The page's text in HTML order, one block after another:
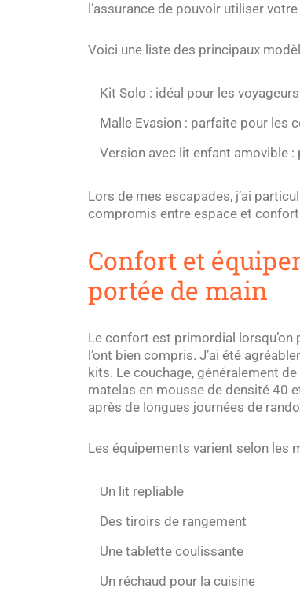
l’assurance de pouvoir utiliser
Voici une liste des principaux
Kit Solo : idéal pour les
Malle Evasion : parfaite pour les
Version avec lit enfant amovible :
Lors de mes escapades, j’ai
compromis entre espace et
Confort et
portée de main
Le confort est primordial lorsqu’on
l’ont bien compris. J’ai été
kits. Le couchage, généralement de
matelas en mousse de densité 40
après de longues journées de
Les équipements varient selon les
Un lit repliable
Des tiroirs de rangement
Une tablette coulissante
Un réchaud pour la cuisine